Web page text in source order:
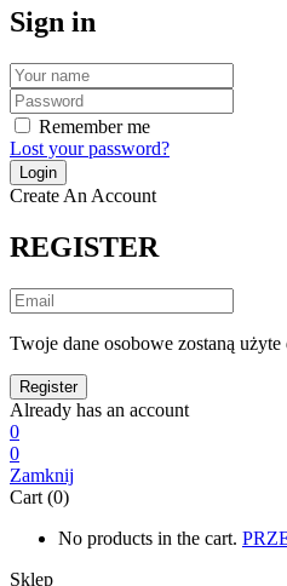
Sign in
Remember me
Lost your password?
Create An Account
REGISTER
Twoje dane osobowe zostaną
Already has an account
0
0
Zamknij
Cart (0)
No products in the cart.
Sklep